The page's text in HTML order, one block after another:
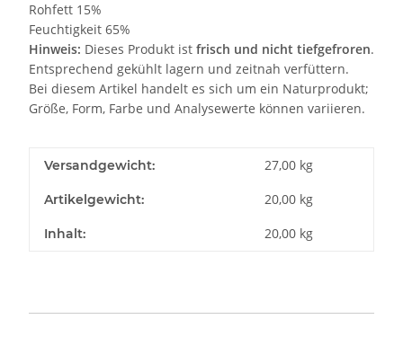
Rohfett 15%
Feuchtigkeit 65%
Hinweis: Dieses Produkt ist frisch und nicht tiefgefroren.
Entsprechend gekühlt lagern und zeitnah verfüttern.
Bei diesem Artikel handelt es sich um ein Naturprodukt;
Größe, Form, Farbe und Analysewerte können variieren.
Versandgewicht: 27,00 kg
Artikelgewicht: 20,00 kg
Inhalt: 20,00 kg